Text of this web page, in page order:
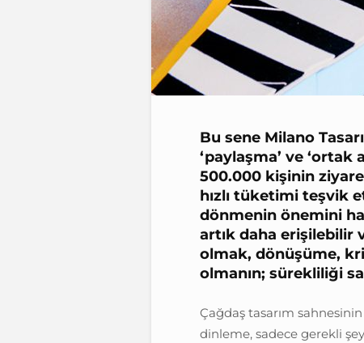
Bu sene Milano
‘paylaşma’ ve
500.000 kişinin
hızlı tüketimi teşvik
dönmenin önemini
artık daha erişilebilir
olmak, dönüşüme,
olmanın; sürekliliği
Çağdaş tasarım
dinleme, sadece gerekli